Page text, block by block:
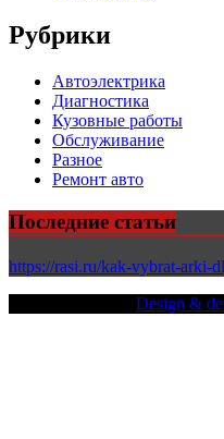
Рубрики
Автоэлектрика
Диагностика
Кузовные работы
Обслуживание
Разное
Ремонт авто
Последние статьи
https://rasi.ru/kak-vybrat-arki-
Design &